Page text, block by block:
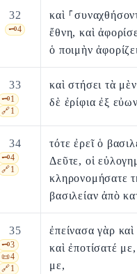
32
🗝️4
καὶ
ἔθνη, καὶ
ὁ ποιμὴν
33
🗝️1
🔗1
καὶ στήσει τὰ
δὲ ἐρίφια ἐξ
34
🗝️4
🔗1
τότε ἐρεῖ ὁ
Δεῦτε, οἱ
κληρονομήσατε
βασιλείαν ἀπὸ
35
🗝️3
📜4
🔗1
ἐπείνασα γὰρ
καὶ ἐποτίσατέ
με,